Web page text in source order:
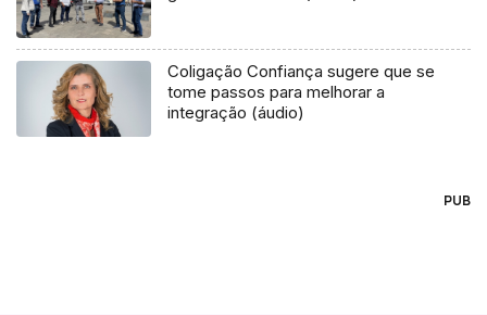
Coligação Confiança sugere que se
tome passos para melhorar a
integração (áudio)
PUB